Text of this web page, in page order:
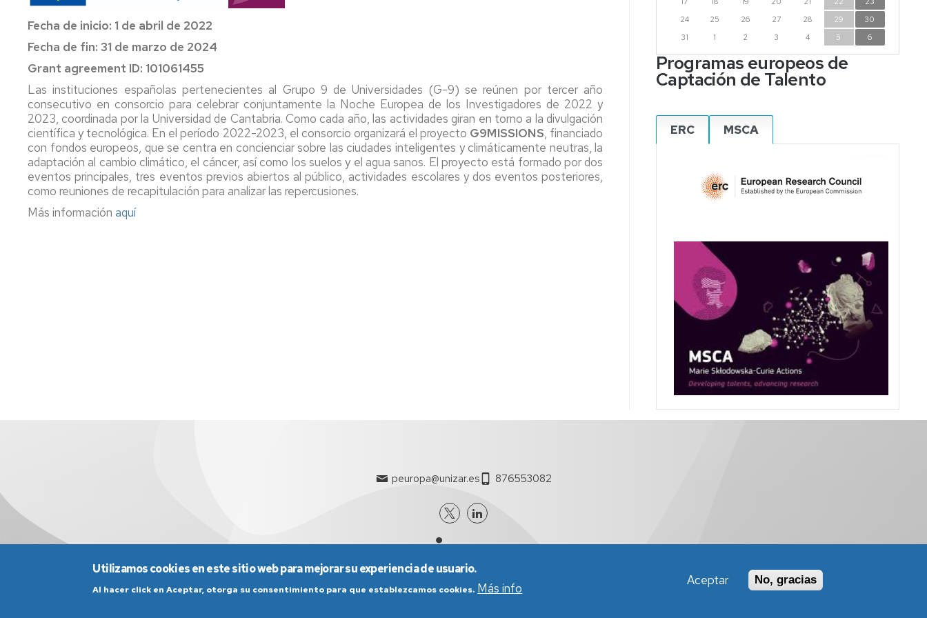
Fecha de inicio: 1 de abril de 2022
Fecha de fin: 31 de marzo de 2024
Grant agreement ID: 101061455
Las instituciones españolas pertenecientes al Grupo 9 de Universidades (G-9) se reúnen por tercer año
consecutivo en consorcio para celebrar conjuntamente la Noche Europea de los Investigadores de 2022 y
2023, coordinada por la Universidad de Cantabria. Como cada año, las actividades giran en torno a la divulgación
científica y tecnológica. En el período 2022-2023, el consorcio organizará el proyecto G9MISSIONS, financiado
con fondos europeos, que se centra en concienciar sobre las ciudades inteligentes y climáticamente neutras, la
adaptación al cambio climático, el cáncer, así como los suelos y el agua sanos. El proyecto está formado por dos
eventos principales, tres eventos previos abiertos al público, actividades escolares y dos eventos posteriores,
como reuniones de recapitulación para analizar las repercusiones.
Más información aquí
24
25 26 27 28 29
30
31
1 2 3 4 5 6
Programas europeos de
Captación de Talento
ERC MSCA
peuropa@unizar.es 876553082
Utilizamos cookies en este sitio web para mejorar su experiencia de usuario.
Al hacer click en Aceptar, otorga su consentimiento para que establezcamos cookies. Más info
Aceptar No, gracias